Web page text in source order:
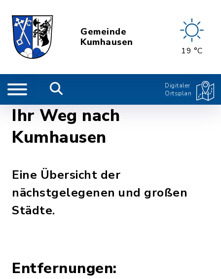
Gemeinde
Kumhausen
19 °C
Digitaler
Ortsplan
Ihr Weg nach
Kumhausen
Eine Übersicht der
nächstgelegenen und großen
Städte.
Entfernungen: